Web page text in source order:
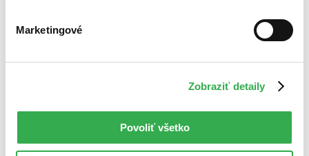
Marketingové
Zobraziť detaily
Povoliť všetko
Najlacnejšie
Nebol nájdenýžiadny titulvyhovujúci zadaným podmienkam.
Skúste prosím zmeniť vyhľadávaný výraz.